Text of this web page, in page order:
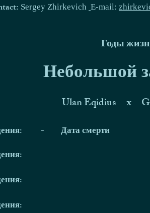
Sergey Zhirkevich E-mail:
Годы
Небольшой
Ulan Eqidius x
-
Дата смерти